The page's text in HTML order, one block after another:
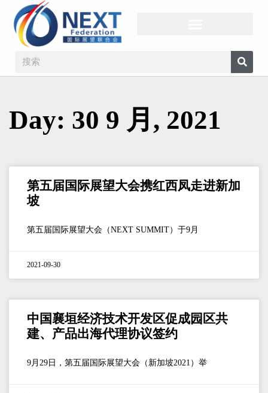
Day: 30 9 月, 2021
第五届国际展望大会携红西凤走进新加
坡
第五届国际展望大会（NEXT SUMMIT）于9月
2021-09-30
中国襄垣经济技术开发区促成园区共
建、产品出海代理协议签约
9月29日，第五届国际展望大会（新加坡2021）举